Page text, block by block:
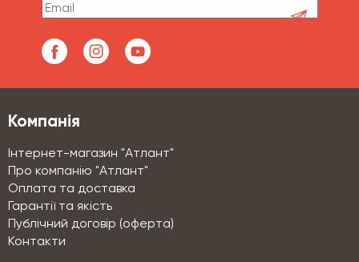
Компанія
Інтернет-магазин "Атлант"
Про компанію "Атлант"
Оплата та доставка
Гарантії та якість
Публічний договір (оферта)
Контакти